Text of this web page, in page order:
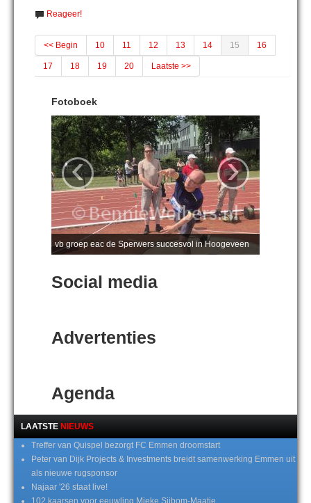
Reageer!
<< Begin 10 11 12 13 14 15 16
17 18 19 20 Laatste >>
Fotoboek
vb groep eac de Sperwers succesvol in Hoogeveen
‹ ›
Social media
Advertenties
Agenda
LAATSTE NIEUWS
Treffer van Quispel bezorgt FC Emmen droomstart
Peter van Dijk Projects & Investments breidt samenwerking Emmen uit
als nieuwe rugsponsor
Najaar '26 staat live!
102 kaarsen voor eeuwling Mieke Sijbom-Maatje